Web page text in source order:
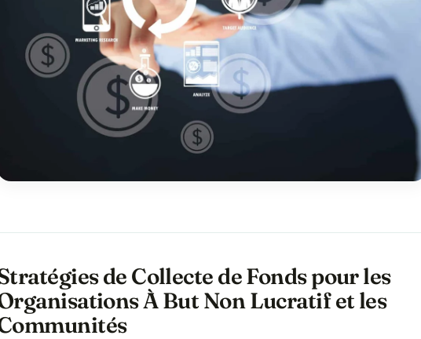
de Collecte de Fonds pour les
À But Non Lucratif et les